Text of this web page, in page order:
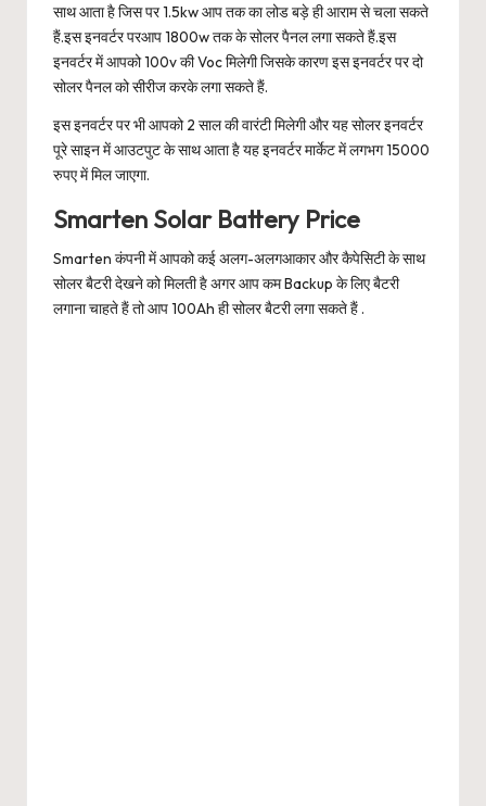
साथ आता है जिस पर 1.5kw आप तक का लोड बड़े ही आराम से चला सकते
हैं.इस इनवर्टर परआप 1800w तक के सोलर पैनल लगा सकते हैं.इस
इनवर्टर में आपको 100v की Voc मिलेगी जिसके कारण इस इनवर्टर पर दो
सोलर पैनल को सीरीज करके लगा सकते हैं.
इस इनवर्टर पर भी आपको 2 साल की वारंटी मिलेगी और यह सोलर इनवर्टर
पूरे साइन में आउटपुट के साथ आता है यह इनवर्टर मार्केट में लगभग 15000
रुपए में मिल जाएगा.
Smarten Solar Battery Price
Smarten कंपनी में आपको कई अलग-अलगआकार और कैपेसिटी के साथ
सोलर बैटरी देखने को मिलती है अगर आप कम Backup के लिए बैटरी
लगाना चाहते हैं तो आप 100Ah ही सोलर बैटरी लगा सकते हैं .